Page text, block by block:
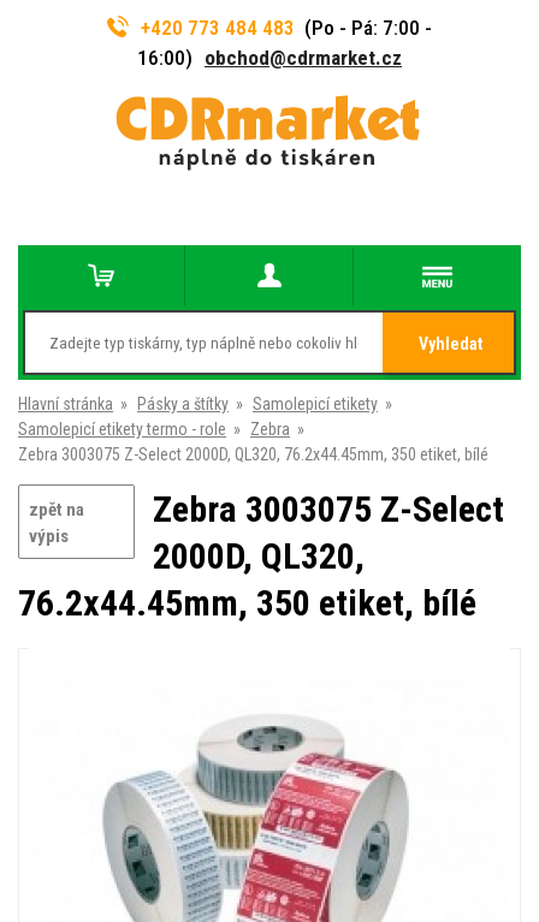
+420 773 484 483 (Po - Pá: 7:00 -
16:00) obchod@cdrmarket.cz
Vyhledat
Hlavní stránka » Pásky a štítky » Samolepicí etikety »
Samolepicí etikety termo - role » Zebra »
Zebra 3003075 Z-Select 2000D, QL320, 76.2x44.45mm, 350 etiket, bílé
zpět na
výpis
Zebra 3003075 Z-Select
2000D, QL320,
76.2x44.45mm, 350 etiket, bílé